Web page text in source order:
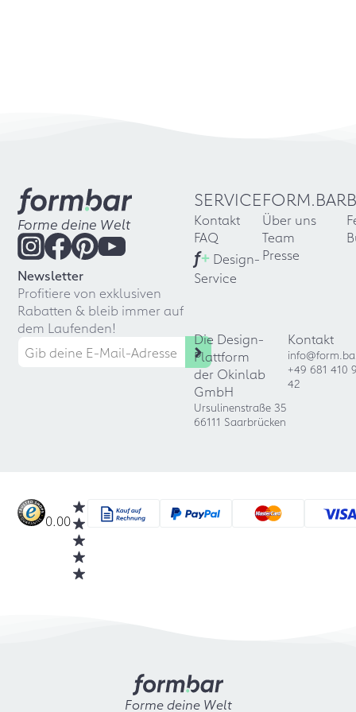
Forme deine Welt
Newsletter
Profitiere von exklusiven
Rabatten & bleib immer auf
dem Laufenden!
SERVICE
Kontakt
FAQ
f+ Design-
Service
FORM.BAR
Über uns
Team
Presse
Die Design-
Plattform
der Okinlab
GmbH
Ursulinenstraße 35
66111 Saarbrücken
Kontakt
+49 681 410
42
0.00
Forme deine Welt